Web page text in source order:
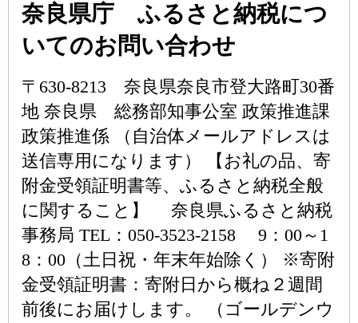
奈良県庁 ふるさと納税につ
いてのお問い合わせ
〒630-8213 奈良県奈良市登大路町30番
地 奈良県 総務部知事公室 政策推進課
政策推進係 （自治体メールアドレスは
送信専用になります） 【お礼の品、寄
附金受領証明書等、ふるさと納税全般
に関すること】 奈良県ふるさと納税
事務局 TEL：050-3523-2158 9：00～1
8：00（土日祝・年末年始除く） ※寄附
金受領証明書：寄附日から概ね２週間
前後にお届けします。 （ゴールデンウ